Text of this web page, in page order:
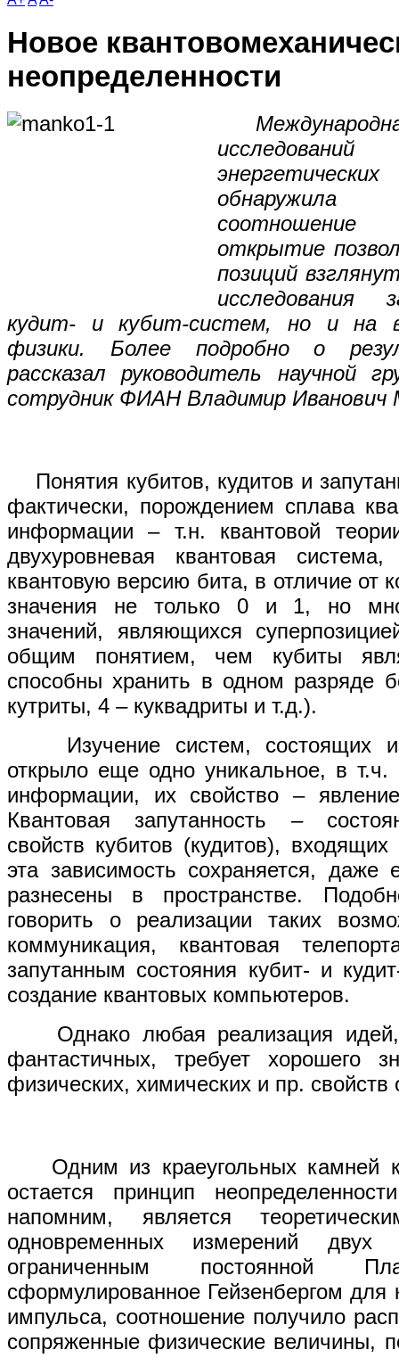
Новое
неопределенности
обнаружила
открытие
позиций
исследования
кудит- и кубит-систем, но и на
физики. Более подробно о
рассказал руководитель научной
сотрудник ФИАН Владимир Иванович
Понятия кубитов, кудитов и
фактически, порождением сплава
информации – т.н. квантовой
двухуровневая квантовая
квантовую версию бита, в отличие от
значения не только 0 и 1, но
значений, являющихся
общим понятием, чем кубиты
способны хранить в одном разряде
кутриты, 4 – куквадриты и т.д.).
Изучение систем, состоящих из
открыло еще одно уникальное, в т.ч.
информации, их свойство –
Квантовая запутанность –
свойств кубитов (кудитов),
эта зависимость сохраняется, даже
разнесены в пространстве.
говорить о реализации таких
коммуникация, квантовая
запутанным состояния кубит- и
создание квантовых компьютеров.
Однако любая реализация
фантастичных, требует хорошего
физических, химических и пр. свойств
Одним из краеугольных камней
остается принцип
напомним, является
одновременных измерений двух
ограниченным постоянной
сформулированное Гейзенбергом для
импульса, соотношение получило
сопряженные физические величины,